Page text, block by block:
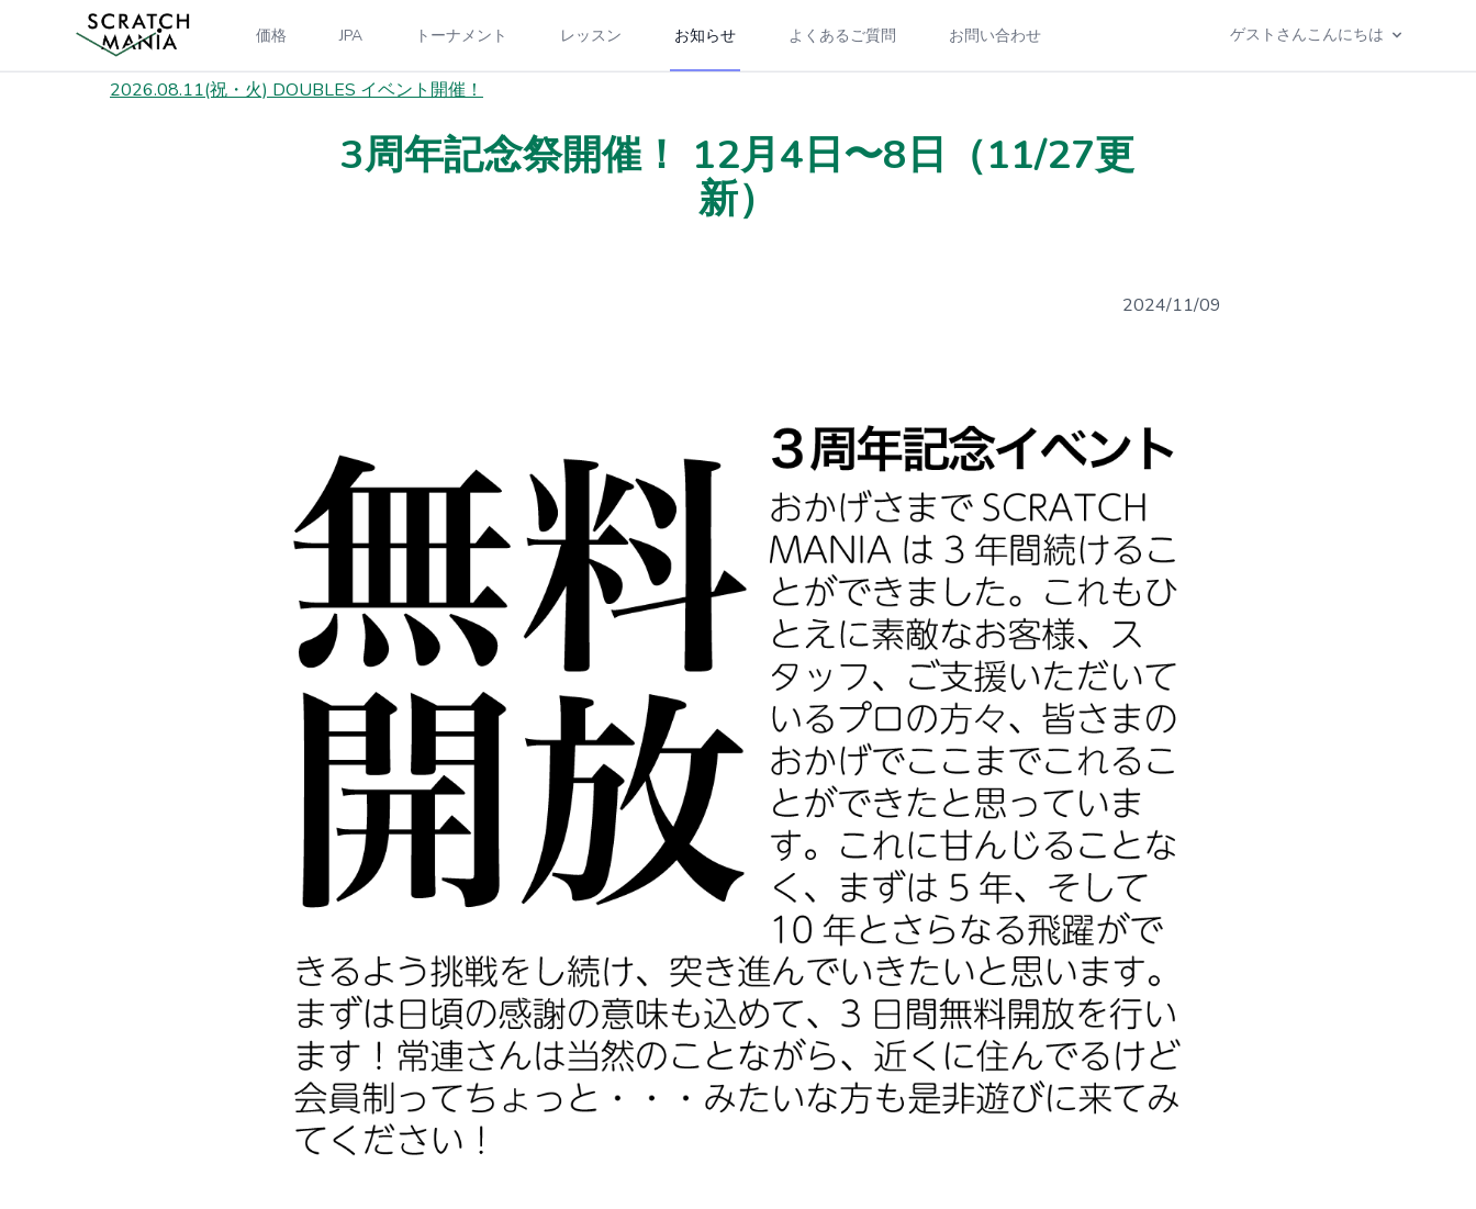
価格 JPA トーナメント レッスン お知らせ よくあるご質問 お問い合わせ ゲストさんこんにちは
2026.08.11(祝・火) DOUBLES イベント開催！
3周年記念祭開催！ 12月4日〜8日（11/27更
新）
2024/11/09